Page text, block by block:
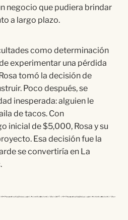
negocio que pudiera brindar
a largo plazo.
como determinación
experimentar una pérdida
tomó la decisión de
Poco después, se
inesperada: alguien le
de tacos. Con
inicial de $5,000, Rosa y su
Esa decisión fue la
se convertiría en La